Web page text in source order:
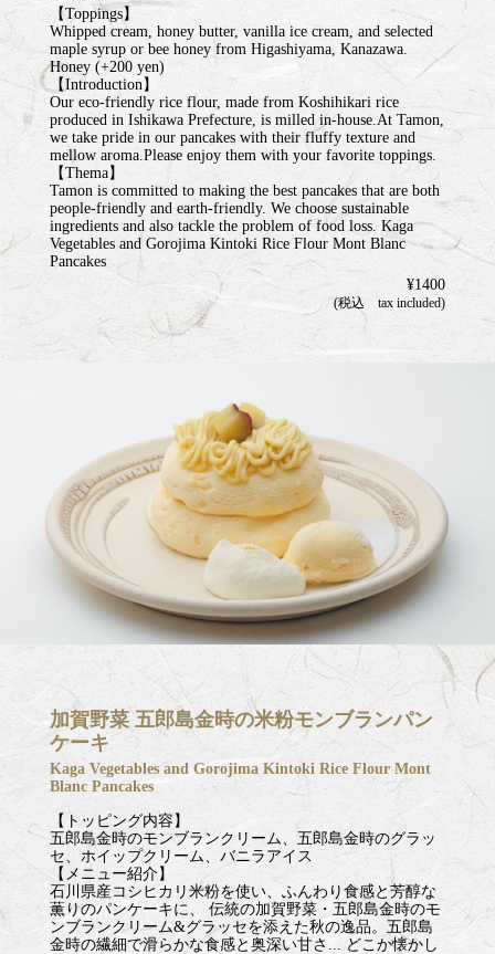
【Toppings】
Whipped cream, honey butter, vanilla ice cream, and selected
maple syrup or bee honey from Higashiyama, Kanazawa.
Honey (+200 yen)
【Introduction】
Our eco-friendly rice flour, made from Koshihikari rice
produced in Ishikawa Prefecture, is milled in-house.At Tamon,
we take pride in our pancakes with their fluffy texture and
mellow aroma.Please enjoy them with your favorite toppings.
【Thema】
Tamon is committed to making the best pancakes that are both
people-friendly and earth-friendly. We choose sustainable
ingredients and also tackle the problem of food loss. Kaga
Vegetables and Gorojima Kintoki Rice Flour Mont Blanc
Pancakes
¥1400
(税込 tax included)
加賀野菜 五郎島金時の米粉モンブランパン
ケーキ
Kaga Vegetables and Gorojima Kintoki Rice Flour Mont
Blanc Pancakes
【トッピング内容】
五郎島金時のモンブランクリーム、五郎島金時のグラッ
セ、ホイップクリーム、バニラアイス
【メニュー紹介】
石川県産コシヒカリ米粉を使い、ふんわり食感と芳醇な
薫りのパンケーキに、 伝統の加賀野菜・五郎島金時のモ
ンブランクリーム&グラッセを添えた秋の逸品。五郎島
金時の繊細で滑らかな食感と奥深い甘さ... どこか懐かし